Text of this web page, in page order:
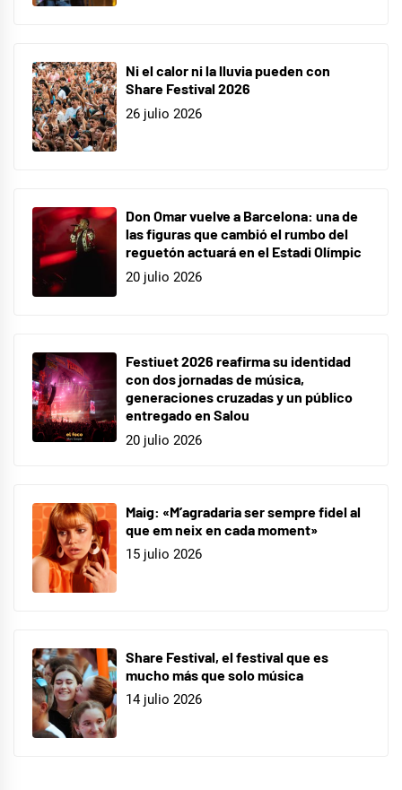
Ni el calor ni la lluvia pueden con
Share Festival 2026
26 julio 2026
Don Omar vuelve a Barcelona: una de
las figuras que cambió el rumbo del
reguetón actuará en el Estadi Olímpic
20 julio 2026
Festiuet 2026 reafirma su identidad
con dos jornadas de música,
generaciones cruzadas y un público
entregado en Salou
20 julio 2026
Maig: «M’agradaria ser sempre fidel al
que em neix en cada moment»
15 julio 2026
Share Festival, el festival que es
mucho más que solo música
14 julio 2026